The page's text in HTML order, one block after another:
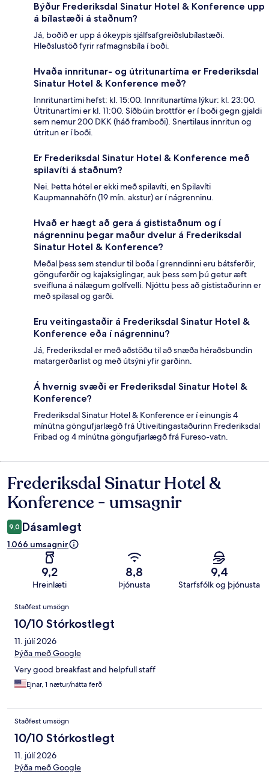
Býður Frederiksdal Sinatur Hotel & Konference upp
á bílastæði á staðnum?
Já, boðið er upp á ókeypis sjálfsafgreiðslubílastæði.
Hleðslustöð fyrir rafmagnsbíla í boði.
Hvaða innritunar- og útritunartíma er Frederiksdal
Sinatur Hotel & Konference með?
Innritunartími hefst: kl. 15:00. Innritunartíma lýkur: kl. 23:00.
Útritunartími er kl. 11:00. Síðbúin brottför er í boði gegn gjaldi
sem nemur 200 DKK (háð framboði). Snertilaus innritun og
útritun er í boði.
Er Frederiksdal Sinatur Hotel & Konference með
spilavíti á staðnum?
Nei. Þetta hótel er ekki með spilavíti, en Spilavíti
Kaupmannahöfn (19 mín. akstur) er í nágrenninu.
Hvað er hægt að gera á gististaðnum og í
nágrenninu þegar maður dvelur á Frederiksdal
Sinatur Hotel & Konference?
Meðal þess sem stendur til boða í grenndinni eru bátsferðir,
gönguferðir og kajaksiglingar, auk þess sem þú getur æft
sveifluna á nálægum golfvelli. Njóttu þess að gististaðurinn er
með spilasal og garði.
Eru veitingastaðir á Frederiksdal Sinatur Hotel &
Konference eða í nágrenninu?
Já, Frederiksdal er með aðstöðu til að snæða héraðsbundin
matargerðarlist og með útsýni yfir garðinn.
Á hvernig svæði er Frederiksdal Sinatur Hotel &
Konference?
Frederiksdal Sinatur Hotel & Konference er í einungis 4
mínútna göngufjarlægð frá Útiveitingastaðurinn Frederiksdal
Fribad og 4 mínútna göngufjarlægð frá Fureso-vatn.
Umsagnir
Frederiksdal Sinatur Hotel &
Konference - umsagnir
9,0 Dásamlegt
1.066 umsagnir
9,2
Hreinlæti
8,8
Þjónusta
9,4
Starfsfólk og þjónusta
Umsagnir
Staðfest umsögn
10/10 Stórkostlegt
11. júlí 2026
Þýða með Google
Very good breakfast and helpfull staff
Ejnar, 1 nætur/nátta ferð
Staðfest umsögn
10/10 Stórkostlegt
11. júlí 2026
Þýða með Google